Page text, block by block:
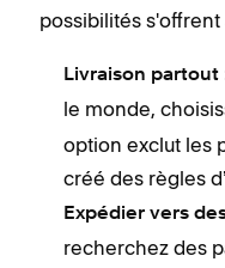
possibilités s'offrent
Livraison partout
le monde,
option exclut les
créé des règles
Expédier vers
recherchez des